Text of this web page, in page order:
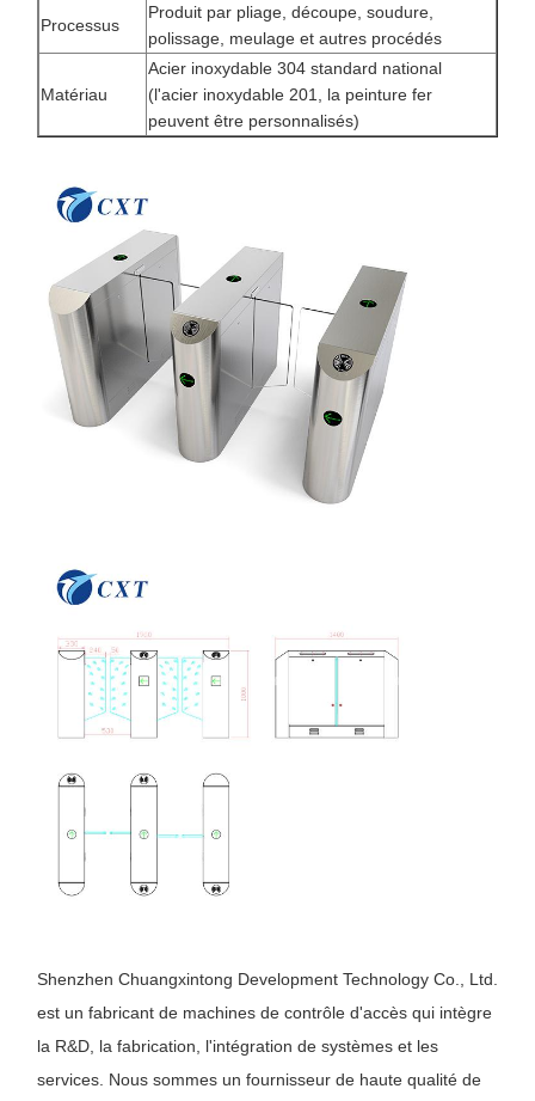
À Propos De
Contrôle De
La Qualité
Nous
Contacter
Demandez
Porte de barrière d'oscillation
Plein tourniquet de taille
Créneau de vitesse
Processus
Produit par pliage, découpe, soudure,
polissage, meulage et autres procédés
Matériau
Acier inoxydable 304 standard national
(l'acier inoxydable 201, la peinture fer
peuvent être personnalisés)
Shenzhen Chuangxintong Development Technology Co., Ltd.
est un fabricant de machines de contrôle d'accès qui intègre
la R&D, la fabrication, l'intégration de systèmes et les
services. Nous sommes un fournisseur de haute qualité de